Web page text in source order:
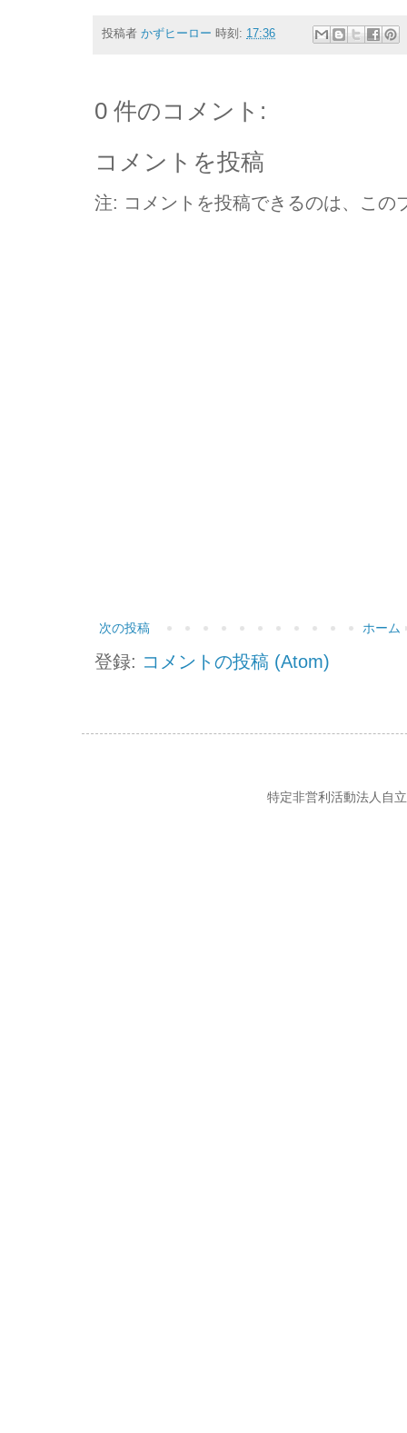
投稿者 かずヒーロー 時刻: 17:36
0 件のコメント:
コメントを投稿
注: コメントを投稿できるのは、この
次の投稿 ホーム
登録: コメントの投稿 (Atom)
特定非営利活動法人自